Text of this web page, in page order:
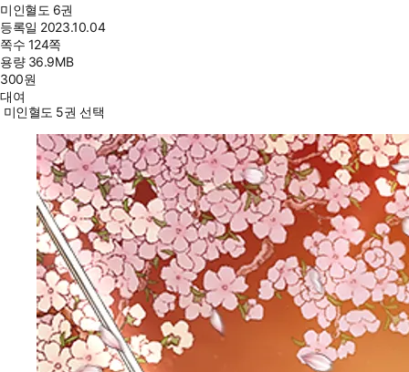
미인혈도 6권
등록일 2023.10.04
쪽수 124쪽
용량 36.9MB
300원
대여
미인혈도 5권 선택